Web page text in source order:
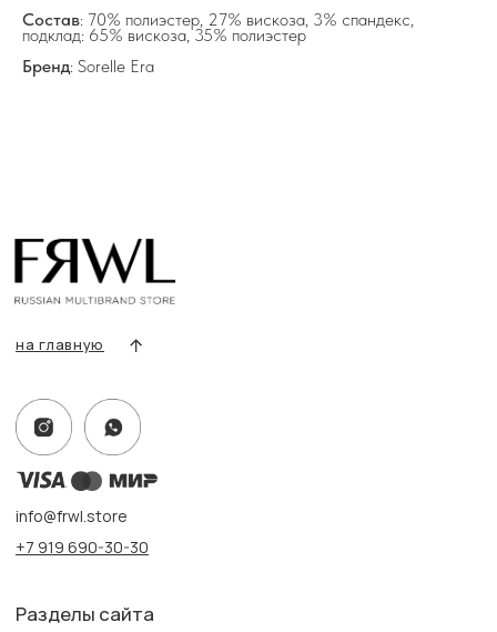
Состав: 70% полиэстер, 27% вискоза, 3% спандекс,
подклад: 65% вискоза, 35% полиэстер
Бренд: Sorelle Era
Разделы сайта
Оплата и доставка
Контакты, реквизиты
Информация
Политика конфиденциальности
Создание сайта
г. Казань, ул. Кремлевская, 2а ПН-ВС с 11:00 до 20:00
ПН-ВС с 10:00 до 22:00
+7 919 690-30-30